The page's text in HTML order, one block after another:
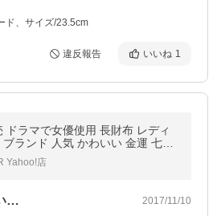
ド、サイズ/23.5cm
違反報告 いいね 1
ドラマで女優使用 長財布 レディ
ランド 人気 かわいい 金運 七色
量 プレゼント シャルロット・ベ
Yahoo!店
… 2017/11/10